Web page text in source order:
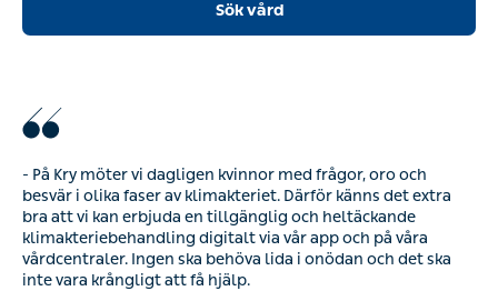
Sök vård
- På Kry möter vi dagligen kvinnor med frågor, oro och
besvär i olika faser av klimakteriet. Därför känns det extra
bra att vi kan erbjuda en tillgänglig och heltäckande
klimakteriebehandling digitalt via vår app och på våra
vårdcentraler. Ingen ska behöva lida i onödan och det ska
inte vara krångligt att få hjälp.